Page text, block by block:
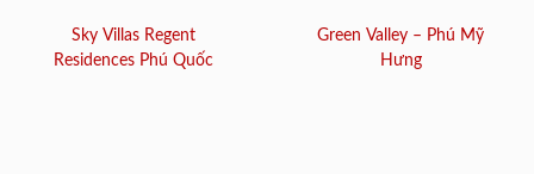
Sky Villas Regent
Residences Phú Quốc
Green Valley – Phú Mỹ
Hưng